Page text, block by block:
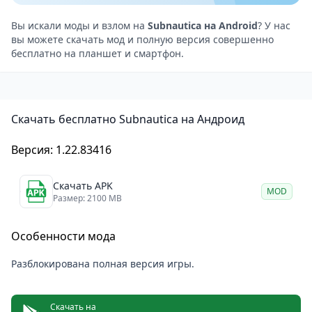
ограничен — кооператив не реализован, несмотря
на ожидания фанатов.
Визуал — красочный 3D с биолюминесцентными
растениями и реалистичной водой, создающий
озвучка персонажей слабая, а звуки Левиафанов
Плюсы
Сюжет: Захватывающая история с тайнами,
раскрываемыми через логи.
пещеры) мотивирует исследовать.
Управление: Сенсорное управление плавное, с
Атмосфера: Жуткие глубины вызывают трепет и
Вы искали моды и взлом на Subnautica на Android? У нас
вы можете скачать мод и полную версия совершенно
бесплатно на планшет и смартфон.
Скачать бесплатно Subnautica на Андроид
Версия: 1.22.83416
Скачать APK
Размер: 2100 MB
MOD
Особенности мода
Разблокирована полная версия игры.
Скачать на